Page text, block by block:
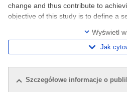
change and thus contribute to
objective of this study is to define a
Wyświetl
Jak
Szczegółowe informacje o